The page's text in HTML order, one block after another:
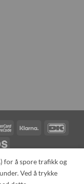
MasterCardKlarna
Vipps
OM OSS
for å spore trafikk og
Ved å trykke